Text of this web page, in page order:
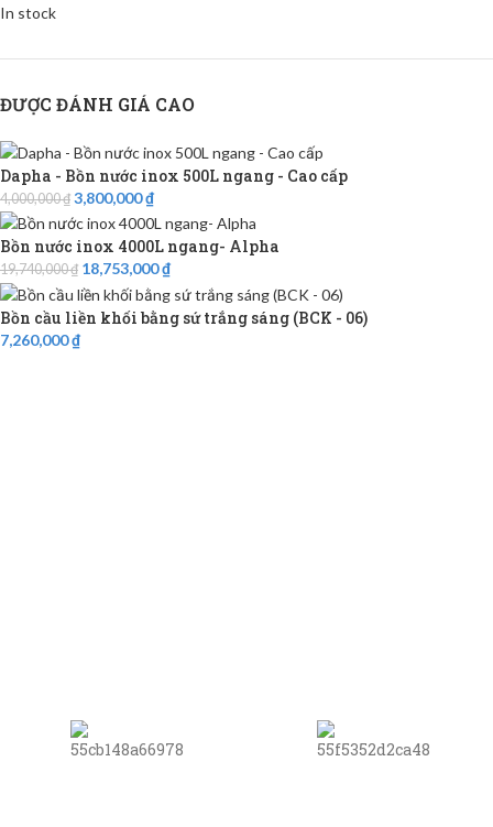
In stock
ĐƯỢC ĐÁNH GIÁ CAO
Dapha - Bồn nước inox 500L ngang - Cao cấp
4,000,000₫ 3,800,000₫
Bồn nước inox 4000L ngang- Alpha
19,740,000₫ 18,753,000₫
Bồn cầu liền khối bằng sứ trắng sáng (BCK - 06)
7,260,000₫